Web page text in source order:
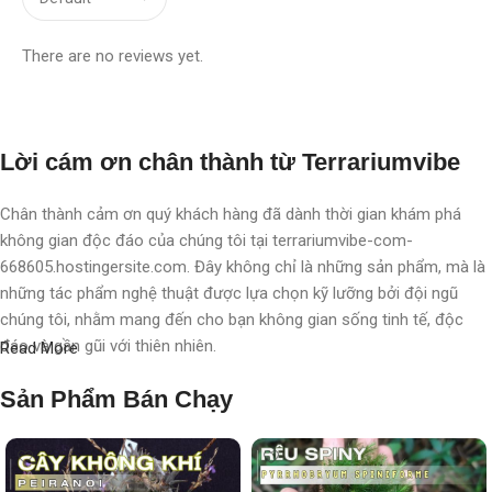
There are no reviews yet.
Lời cám ơn chân thành từ Terrariumvibe
Chân thành cảm ơn quý khách hàng đã dành thời gian khám phá
không gian độc đáo của chúng tôi tại terrariumvibe-com-
668605.hostingersite.com. Đây không chỉ là những sản phẩm, mà là
những tác phẩm nghệ thuật được lựa chọn kỹ lưỡng bởi đội ngũ
chúng tôi, nhằm mang đến cho bạn không gian sống tinh tế, độc
đáo và gần gũi với thiên nhiên.
Với chúng tôi, terrarium không chỉ là nghệ thuật, mà còn là một triết
chúng tôi chăm chút, chắp cánh cho từng không gian, từng cá nhân.
Mỗi sản phẩm không chỉ là một vật trang trí, mà còn là một hành
Read More
Sản Phẩm Bán Chạy